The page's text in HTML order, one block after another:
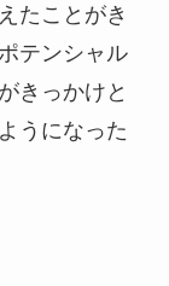
たことがき
テンシャル
きっかけと
うになった